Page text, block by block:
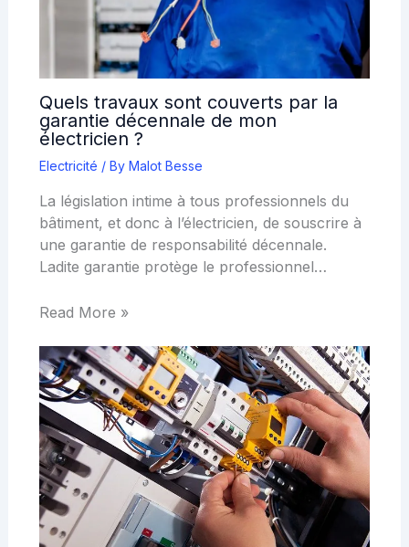
Quels travaux sont couverts par la
garantie décennale de mon
électricien ?
Electricité / By Malot Besse
La législation intime à tous professionnels du
bâtiment, et donc à l’électricien, de souscrire à
une garantie de responsabilité décennale.
Ladite garantie protège le professionnel…
Read More »